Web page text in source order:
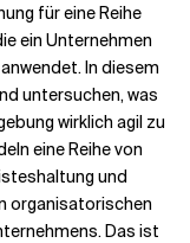
für eine Reihe
ein Unternehmen
In diesem
untersuchen, was
wirklich agil zu
eine Reihe von
und
organisatorischen
Das ist